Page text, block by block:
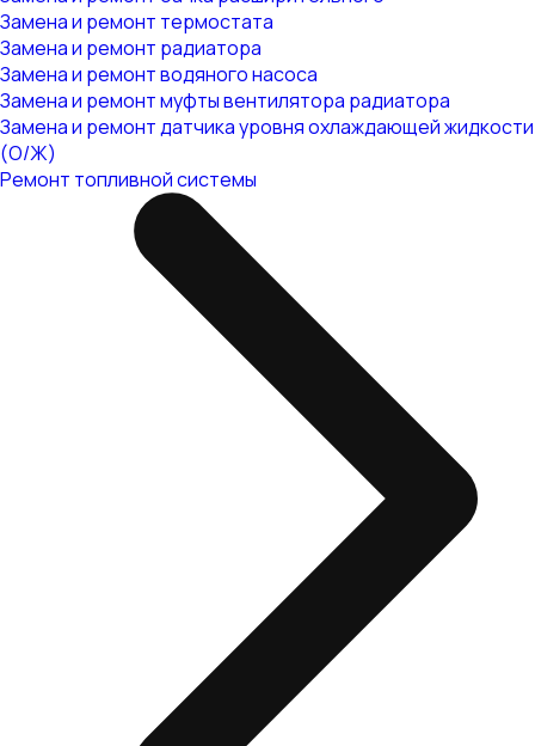
Замена и ремонт термостата
Замена и ремонт радиатора
Замена и ремонт водяного насоса
Замена и ремонт муфты вентилятора радиатора
Замена и ремонт датчика уровня охлаждающей жидкости
(О/Ж)
Ремонт топливной системы